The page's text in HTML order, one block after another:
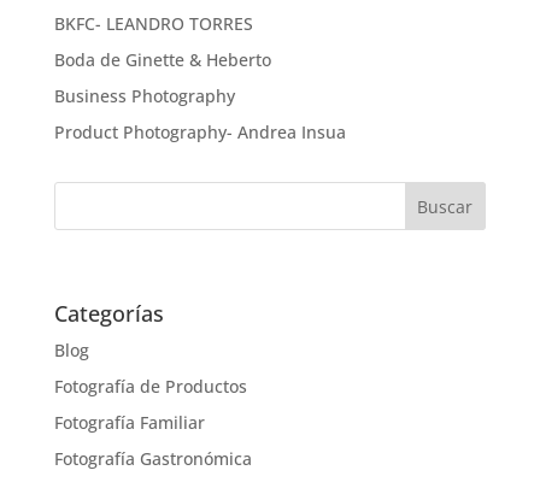
BKFC- LEANDRO TORRES
Boda de Ginette & Heberto
Business Photography
Product Photography- Andrea Insua
Categorías
Blog
Fotografía de Productos
Fotografía Familiar
Fotografía Gastronómica